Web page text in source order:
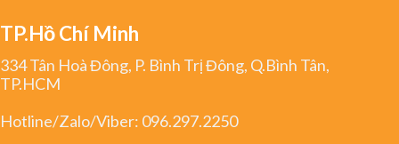
TP.Hồ Chí Minh
334 Tân Hoà Đông, P. Bình Trị Đông, Q.Bình Tân,
TP.HCM
Hotline/Zalo/Viber: 096.297.2250